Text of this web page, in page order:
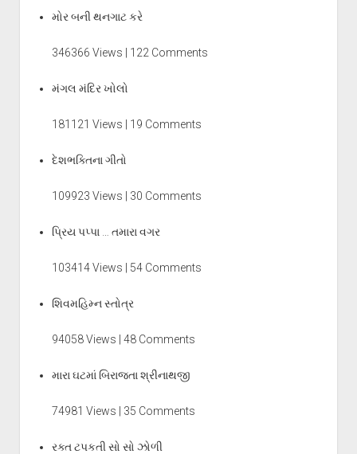
મોર બની થનગાટ કરે
346366 Views | 122 Comments
મંગલ મંદિર ખોલો
181121 Views | 19 Comments
દેશભક્તિના ગીતો
109923 Views | 30 Comments
પ્રિય પપ્પા … તમારા વગર
103414 Views | 54 Comments
શિવમહિમ્ન સ્તોત્ર
94058 Views | 48 Comments
મારા ઘટમાં બિરાજતા શ્રીનાથજી
74981 Views | 35 Comments
રક્ત ટપકતી સો સો ઝોળી